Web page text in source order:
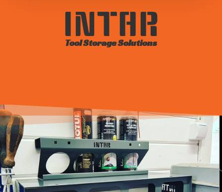
INTAR
Tool Storage Solutions